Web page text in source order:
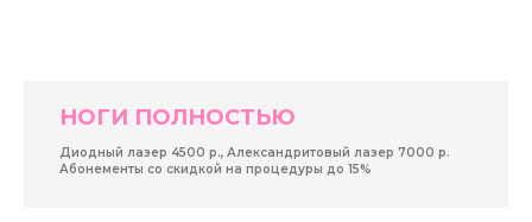
НОГИ ПОЛНОСТЬЮ
Диодный лазер 4500 р., Александритовый лазер 7000 р.
Абонементы со скидкой на процедуры до 15%